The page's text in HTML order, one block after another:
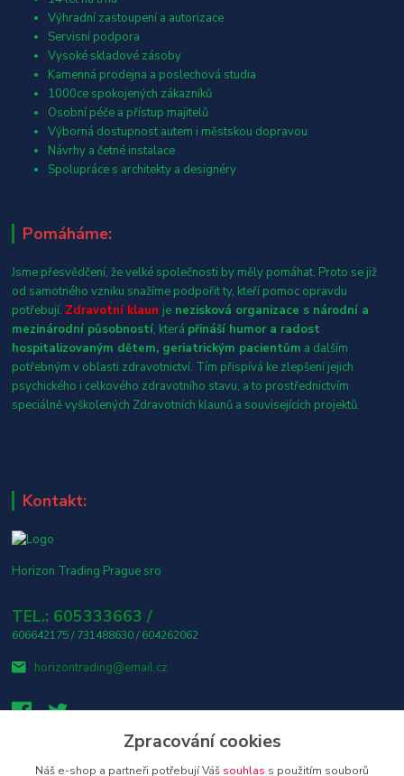
Výhradní zastoupení a autorizace
Servisní podpora
Vysoké skladové zásoby
Kamenná prodejna a poslechová studia
1000ce spokojených zákazníků
Osobní péče a přístup majitelů
Výborná dostupnost autem i městskou dopravou
Návrhy a četné instalace
Spolupráce s architekty a designéry
Pomáháme:
Jsme přesvědčení, že velké společnosti by měly pomáhat. Proto se již
od samotného vzniku snažíme podpořit ty, kteří pomoc opravdu
potřebují. Zdravotní klaun je nezisková organizace s národní a
mezinárodní působností, která přináší humor a radost
hospitalizovaným dětem, geriatrickým pacientům a dalším
potřebným v oblasti zdravotnictví. Tím přispívá ke zlepšení jejich
psychického i celkového zdravotního stavu, a to prostřednictvím
speciálně vyškolených Zdravotních klaunů a souvisejících projektů.
Kontakt:
Horizon Trading Prague sro
TEL.: 605333663 /
606642175 / 731488630 / 604262062
horizontrading@email.cz
Zpracování cookies
Náš e-shop a partneři potřebují Váš souhlas s použitím souborů